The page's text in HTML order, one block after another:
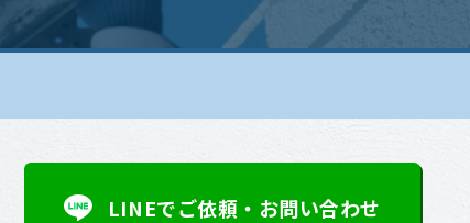
LINEでご依頼・お問い合わせ